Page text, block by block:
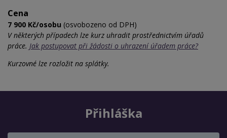
Cena
7 900 Kč/osobu (osvobozeno od DPH)
V některých případech lze kurz uhradit prostřednictvím úřadů
práce. Jak postupovat při žádosti o uhrazení úřadem práce?
Kurzovné lze rozložit na splátky.
Přihláška